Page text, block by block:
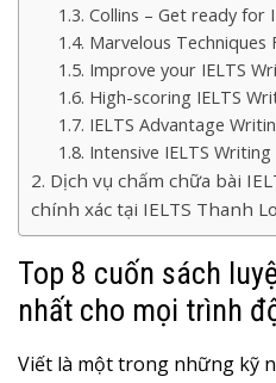
Collins – Get ready for
Marvelous Techniques
Improve your IELTS
High-scoring IELTS
IELTS Advantage
Intensive IELTS Writing
Dịch vụ chấm chữa bài
chính xác tại IELTS Thanh
Top 8 cuốn sách
nhất cho mọi trình
Viết là một trong những kỹ